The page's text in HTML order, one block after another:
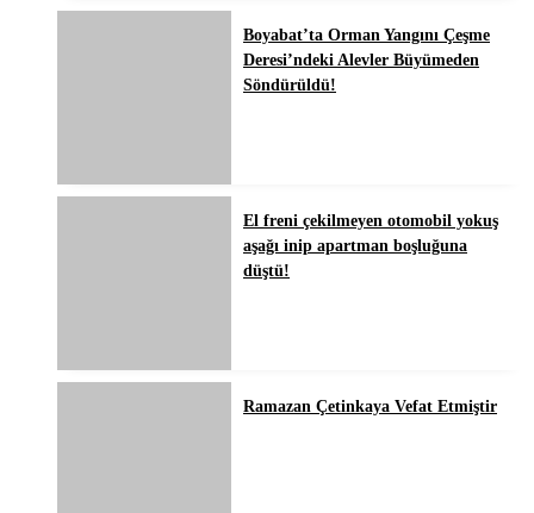
Boyabat’ta Orman Yangını Çeşme
Deresi’ndeki Alevler Büyümeden
Söndürüldü!
El freni çekilmeyen otomobil yokuş
aşağı inip apartman boşluğuna
düştü!
Ramazan Çetinkaya Vefat Etmiştir